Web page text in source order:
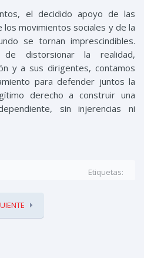
el decidido apoyo de las
los movimientos sociales y dela
setornan imprescindibles.
de distorsionar la realidad,
y a sus dirigentes, contamos
para defender juntosla
timo derecho a construir una
sin injerencias ni
Etiquetas: